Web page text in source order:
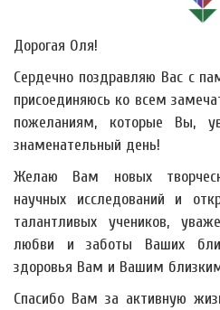
Дорогая Оля!
Сердечно поздравляю Вас с
присоединяюсь ко всем
пожеланиям, которые Вы,
знаменательный день!
Желаю Вам новых
научных исследований и
талантливых учеников,
любви и заботы Ваших
здоровья Вам и Вашим
Спасибо Вам за активную